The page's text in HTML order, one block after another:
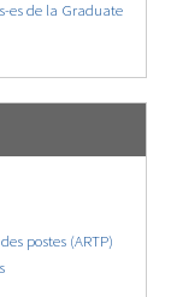
es de la Graduate
postes (ARTP)